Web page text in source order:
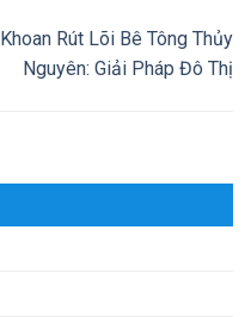
Khoan Rút Lõi Bê Tông Thủy
Nguyên: Giải Pháp Đô Thị